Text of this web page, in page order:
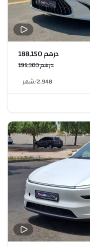
درهم 188,150
درهم 195,300
2,948
/شهر